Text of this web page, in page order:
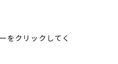
をクリックしてく